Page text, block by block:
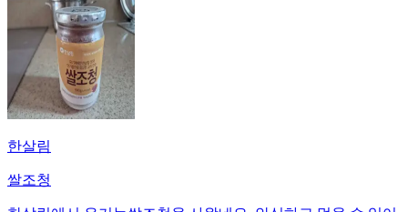
한살림
쌀조청